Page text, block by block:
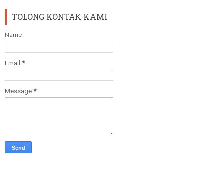
TOLONG KONTAK KAMI
Name
Email *
Message *